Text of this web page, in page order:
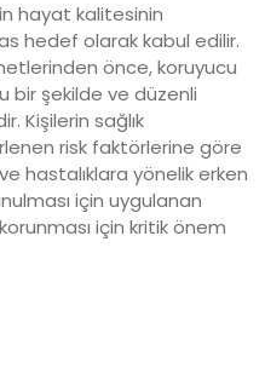
hayat kalitesinin
hedef olarak kabul edilir.
önce, koruyucu
bir şekilde ve düzenli
Kişilerin sağlık
risk faktörlerine göre
hastalıklara yönelik erken
için uygulanan
için kritik önem